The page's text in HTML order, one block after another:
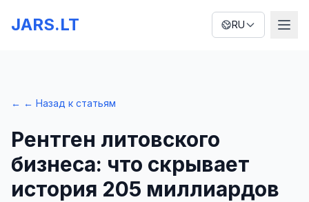
JARS.LT RU
← ← Назад к статьям
Рентген литовского
бизнеса: что скрывает
история 205 миллиардов